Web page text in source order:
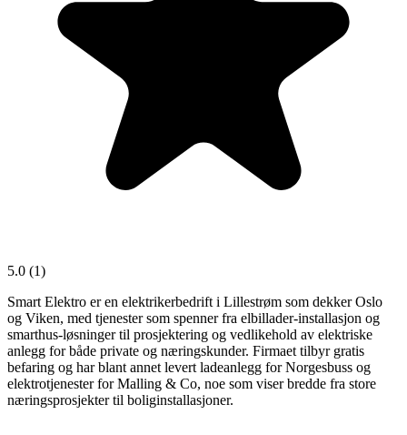
5.0 (1)
Smart Elektro er en elektrikerbedrift i Lillestrøm som dekker Oslo
og Viken, med tjenester som spenner fra elbillader-installasjon og
smarthus-løsninger til prosjektering og vedlikehold av elektriske
anlegg for både private og næringskunder. Firmaet tilbyr gratis
befaring og har blant annet levert ladeanlegg for Norgesbuss og
elektrotjenester for Malling & Co, noe som viser bredde fra store
næringsprosjekter til boliginstallasjoner.